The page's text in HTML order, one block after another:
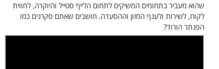
שהוא מעביר בתחומים המשיקים לתחום הלייף סטייל והיוקרה, לחווית
לקוח, לשירות ולענף המזון וההסעדה. חושבים שאתם סקרנים כמו
הפנתר הורוד?